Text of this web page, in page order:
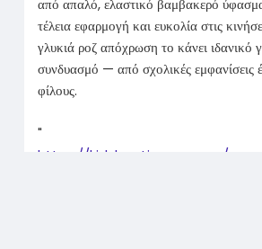
από απαλό, ελαστικό βαμβακερό
τέλεια εφαρμογή και ευκολία στις
γλυκιά ροζ απόχρωση το κάνει ιδανικό
συνδυασμό — από σχολικές εμφανίσεις
φίλους.
"
https://kidsboutiquegr.com/